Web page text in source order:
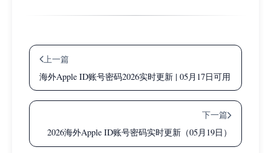
上一篇
海外Apple ID账号密码2026实时更新 | 05月17日可用
下一篇
2026海外Apple ID账号密码实时更新（05月19日）